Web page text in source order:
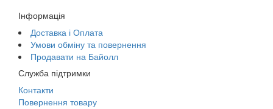
Інформація
Доставка і Оплата
Умови обміну та повернення
Продавати на Байолл
Служба підтримки
Контакти
Повернення товару